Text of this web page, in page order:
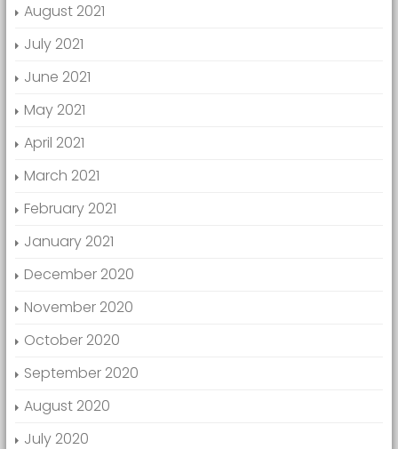
August 2021
July 2021
June 2021
May 2021
April 2021
March 2021
February 2021
January 2021
December 2020
November 2020
October 2020
September 2020
August 2020
July 2020